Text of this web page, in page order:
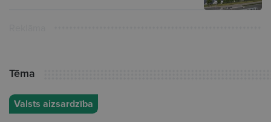
Tēma
Valsts aizsardzība